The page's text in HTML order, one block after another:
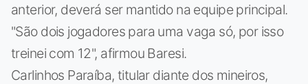
anterior, deverá ser mantido na equipe principal.
"São dois jogadores para uma vaga só, por isso
treinei com 12", afirmou Baresi.
Carlinhos Paraíba, titular diante dos mineiros,